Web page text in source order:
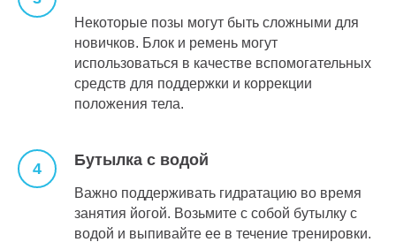
Некоторые позы могут быть сложными для
новичков. Блок и ремень могут
использоваться в качестве вспомогательных
средств для поддержки и коррекции
положения тела.
Бутылка с водой
Важно поддерживать гидратацию во время
занятия йогой. Возьмите с собой бутылку с
водой и выпивайте ее в течение тренировки.